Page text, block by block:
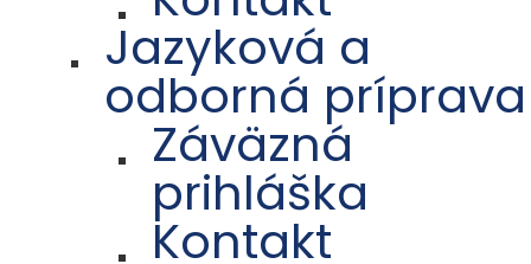
Jazyková a
odborná príprava
Záväzná
prihláška
Kontakt